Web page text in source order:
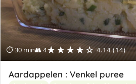
⏱ 30 min👥 4★★★★☆ 4.14 (14)
Aardappelen : Venkel puree